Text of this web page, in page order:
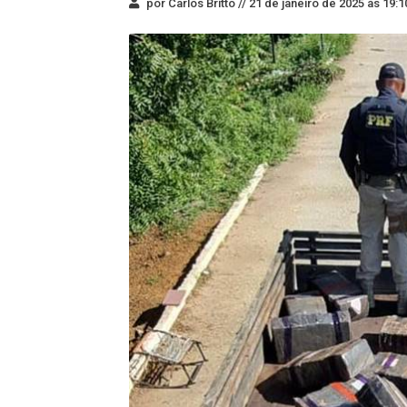
por Carlos Britto // 21 de janeiro de 2025 às